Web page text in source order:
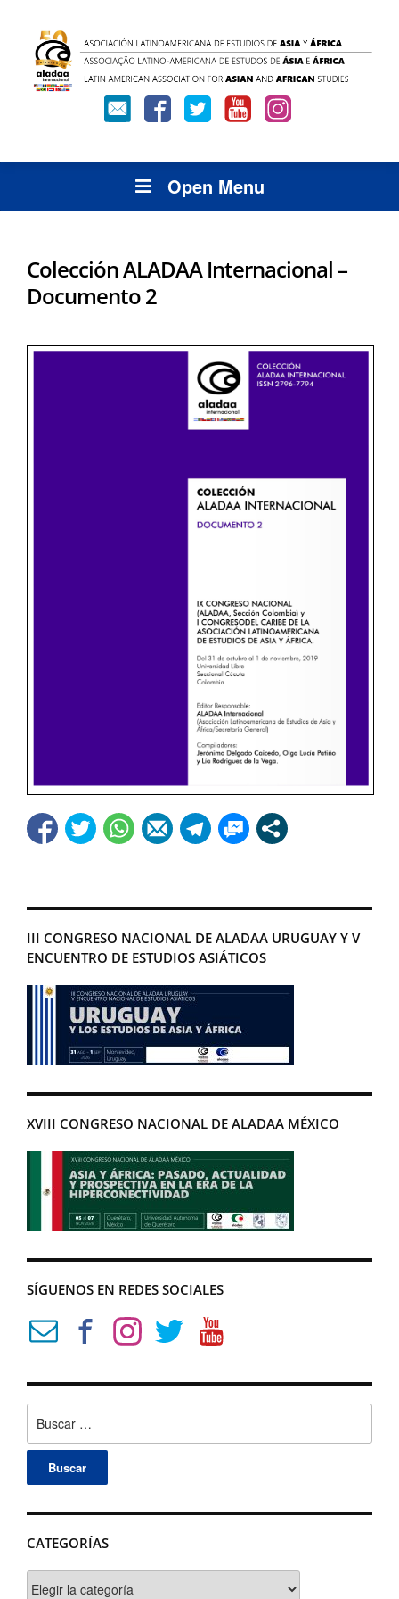
Open Menu
Colección ALADAA Internacional –
Documento 2
III CONGRESO NACIONAL DE ALADAA URUGUAY Y V
ENCUENTRO DE ESTUDIOS ASIÁTICOS
XVIII CONGRESO NACIONAL DE ALADAA MÉXICO
SÍGUENOS EN REDES SOCIALES
CATEGORÍAS